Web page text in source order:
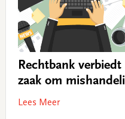
Rechtbank
zaak om
Lees Meer